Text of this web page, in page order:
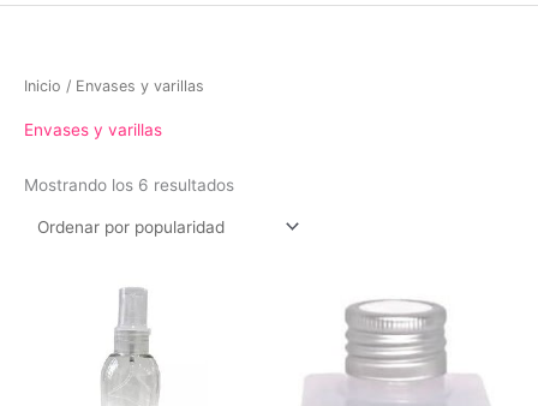
Inicio / Envases y varillas
Envases y varillas
Mostrando los 6 resultadosOrdenado